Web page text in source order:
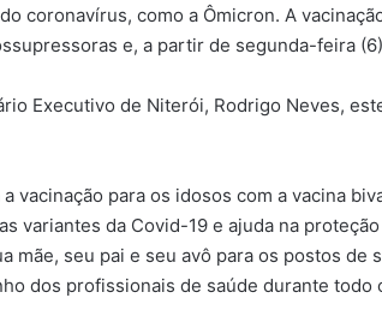
coronavírus, como a Ômicron. A
e, a partir de segunda-feira
Executivo de Niterói, Rodrigo Neves,
vacinação para os idosos com a vacina
variantes da Covid-19 e ajuda na
mãe, seu pai e seu avô para os postos
dos profissionais de saúde durante todo